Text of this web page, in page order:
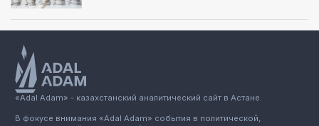
«Adal Adam» - казахстанский аналитический сайт в Астане.
В фокусе внимания «Adal Adam» события в политической,